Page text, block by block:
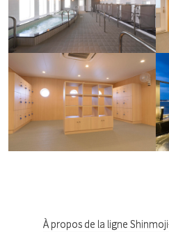
À propos de la ligne